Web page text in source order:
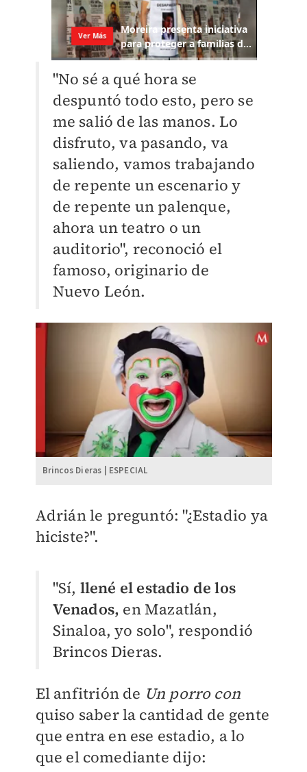
"No sé a qué hora se
despuntó todo esto, pero se
me salió de las manos. Lo
disfruto, va pasando, va
saliendo, vamos trabajando
de repente un escenario y
de repente un palenque,
ahora un teatro o un
auditorio", reconoció el
famoso, originario de
Nuevo León.
Brincos Dieras | ESPECIAL
Adrián le preguntó: "¿Estadio ya
hiciste?".
"Sí, llené el estadio de los
Venados, en Mazatlán,
Sinaloa, yo solo", respondió
Brincos Dieras.
El anfitrión de Un porro con
quiso saber la cantidad de gente
que entra en ese estadio, a lo
que el comediante dijo: